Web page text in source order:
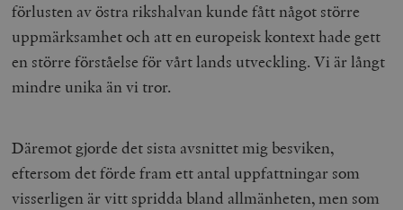
förlusten av östra rikshalvan kunde fått något större
uppmärksamhet och att en europeisk kontext hade gett
en större förståelse för vårt lands utveckling. Vi är långt
mindre unika än vi tror.
Däremot gjorde det sista avsnittet mig besviken,
eftersom det förde fram ett antal uppfattningar som
visserligen är vitt spridda bland allmänheten, men som